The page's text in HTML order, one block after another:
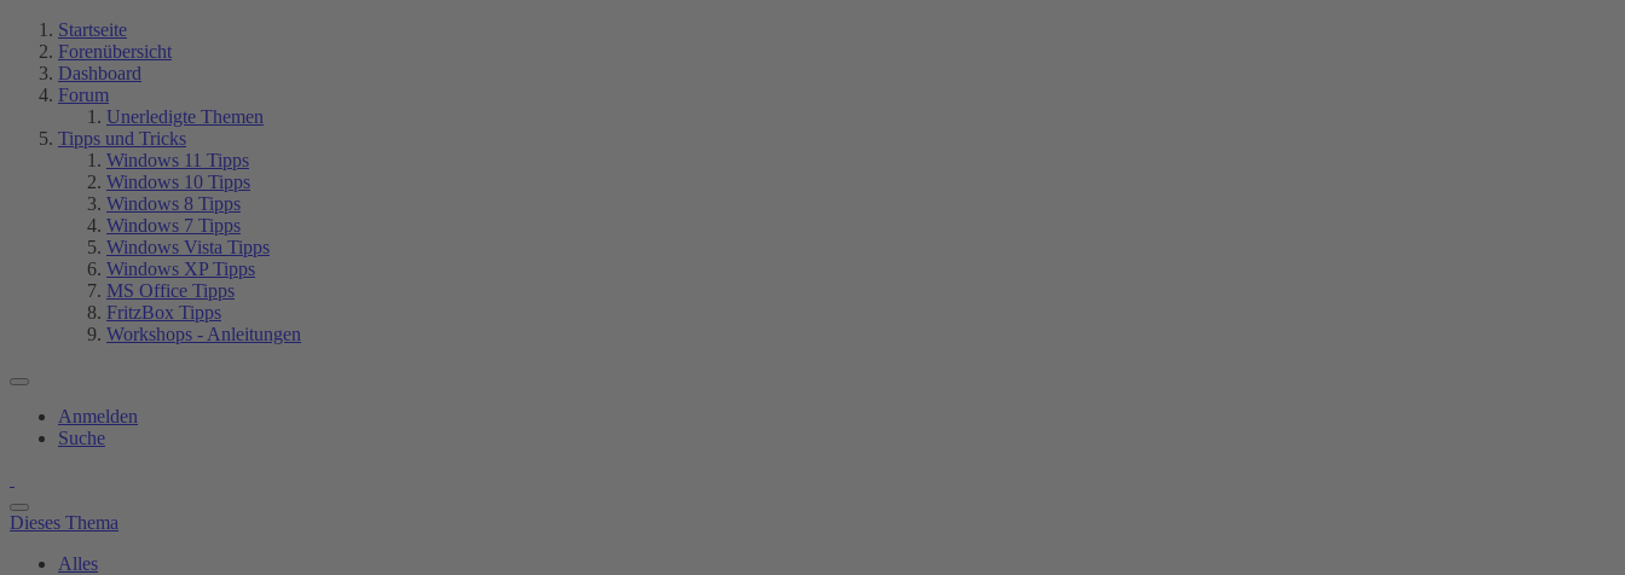
Startseite
Forenübersicht
Dashboard
Forum
Unerledigte Themen
Tipps und Tricks
Windows 11 Tipps
Windows 10 Tipps
Windows 8 Tipps
Windows 7 Tipps
Windows Vista Tipps
Windows XP Tipps
MS Office Tipps
FritzBox Tipps
Workshops - Anleitungen
Anmelden
Suche
Dieses Thema
Alles